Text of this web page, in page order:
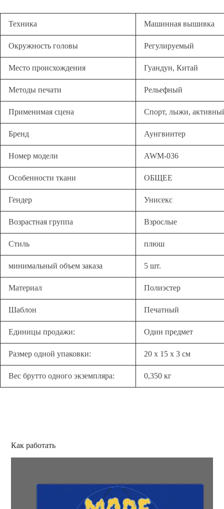
Техника Машинная вышивка
Окружность головы Регулируемый
Место происхождения Гуандун, Китай
Методы печати Рельефный
Применимая сцена Спорт, лыжи,
Бренд Аунгвинтер
Номер модели AWM-036
Особенности ткани ОБЩЕЕ
Гендер Унисекс
Возрастная группа Взрослые
Стиль плюш
минимальный объем заказа 5 шт.
Материал Полиэстер
Шаблон Печатный
Единицы продажи: Один предмет
Размер одной упаковки: 20 х 15 х 3 см
Вес брутто одного экземпляра: 0,350 кг
Как работать